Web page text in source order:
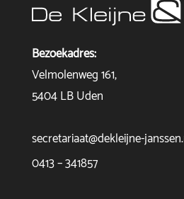
Bezoekadres:
Velmolenweg 161,
5404 LB Uden
secretariaat@dekleijne-
0413 – 341857